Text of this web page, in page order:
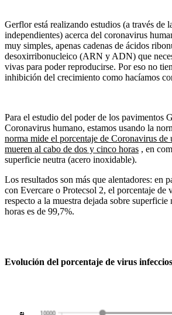
Gerflor está realizando estudios (a través de
independientes) acerca del coronavirus
muy simples, apenas cadenas de ácidos
desoxirribonucleico (ARN y ADN) que
vivas para poder reproducirse. Por eso no
inhibición del crecimiento como hacíamos
Para el estudio del poder de los pavimentos
Coronavirus humano, estamos usando la
norma mide el porcentaje de Coronavirus de
mueren al cabo de dos y cinco horas , en
superficie neutra (acero inoxidable).
Los resultados son más que alentadores: en
con Evercare o Protecsol 2, el porcentaje de
respecto a la muestra dejada sobre superficie
horas es de 99,7%.
Evolución del porcentaje de virus